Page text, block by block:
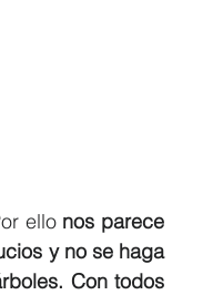
ello nos parece
y no se haga
Con todos